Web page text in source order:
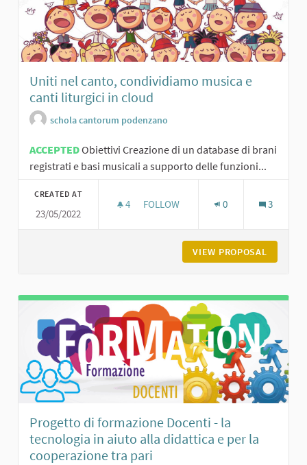
Uniti nel canto, condividiamo musica e
canti liturgici in cloud
schola cantorum podenzano
ACCEPTEDObiettivi Creazione di un database di brani
registrati e basi musicali a supporto delle funzioni...
CREATED AT
23/05/2022
4 4 FOLLOWERS
FOLLOW 0 3
VIEW PROPOSAL
Progetto di formazione Docenti - la
tecnologia in aiuto alla didattica e per la
cooperazione tra pari